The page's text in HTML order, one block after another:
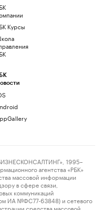
Курсы
1995–
агентства «РБК»
массовой информации
в сфере связи,
коммуникаций
ИА №ФС77-63848) и сетевого
средства массовой